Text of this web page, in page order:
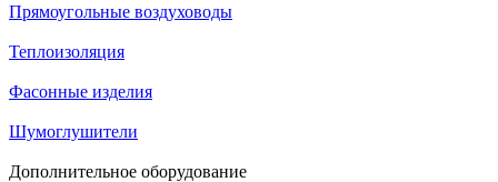
Прямоугольные воздуховоды
Теплоизоляция
Фасонные изделия
Шумоглушители
Дополнительное оборудование